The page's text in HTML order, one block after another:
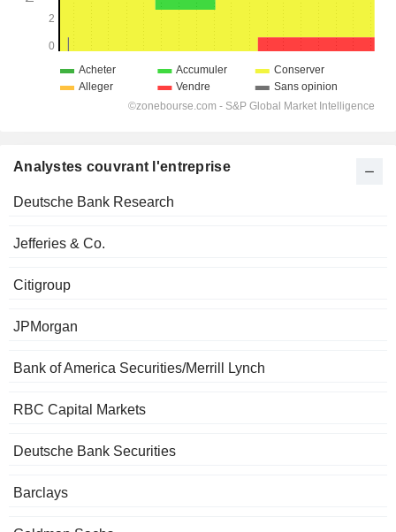
Analystes couvrant l'entreprise
Deutsche Bank Research
Jefferies & Co.
Citigroup
JPMorgan
Bank of America Securities/Merrill Lynch
RBC Capital Markets
Deutsche Bank Securities
Barclays